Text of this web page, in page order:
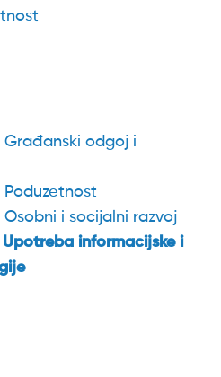
odgoj i
i socijalni razvoj
informacijske i